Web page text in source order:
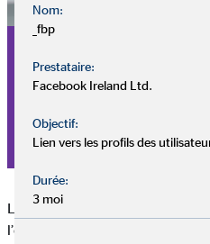
»De nombreux
pratique.«
L’autre avantage d’un job
l’on peut acquérir sur le lieu de
Nom:
_fbp
Prestataire:
Facebook Ireland Ltd.
Objectif:
Lien vers les profils des
Durée:
3 moi